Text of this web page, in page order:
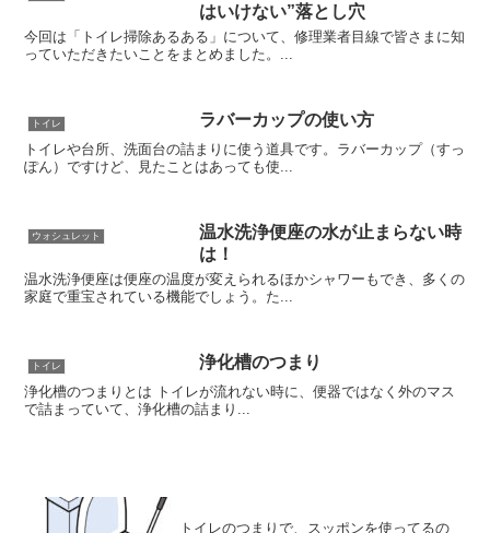
はいけない”落とし穴
今回は「トイレ掃除あるある」について、修理業者目線で皆さまに知
っていただきたいことをまとめました。...
トイレ ラバーカップの使い方
トイレや台所、洗面台の詰まりに使う道具です。ラバーカップ（すっ
ぽん）ですけど、見たことはあっても使...
ウォシュレット
温水洗浄便座の水が止まらない時
は！
温水洗浄便座は便座の温度が変えられるほかシャワーもでき、多くの
家庭で重宝されている機能でしょう。た...
トイレ 浄化槽のつまり
浄化槽のつまりとは トイレが流れない時に、便器ではなく外のマス
で詰まっていて、浄化槽の詰まり...
トイレのつまりで、スッポンを使ってるの